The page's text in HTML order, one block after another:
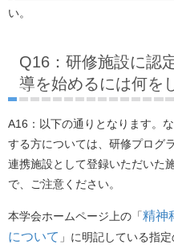
い。
Q16：研修施設に認
導を始めるには何を
A16：以下の通りとなります。
する方については、研修プログ
連携施設として登録いただいた
で、ご注意ください。
本学会ホームページ上の「精神
について 」に明記している指